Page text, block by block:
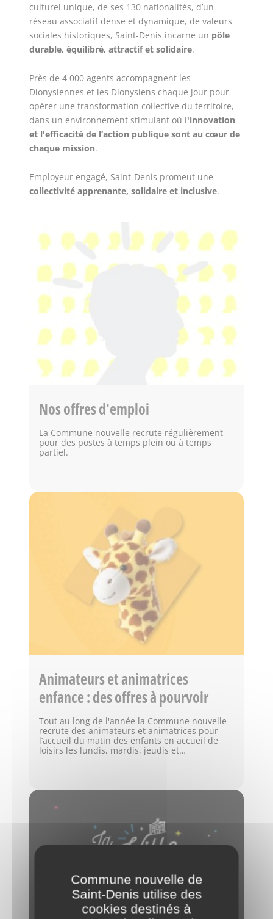
culturel unique, de ses 130 nationalités, d’un
réseau associatif dense et dynamique, de valeurs
sociales historiques, Saint-Denis incarne un pôle
durable, équilibré, attractif et solidaire.
Près de 4 000 agents accompagnent les
Dionysiennes et les Dionysiens chaque jour pour
opérer une transformation collective du territoire,
dans un environnement stimulant où l'innovation
et l'efficacité de l’action publique sont au cœur de
chaque mission.
Employeur engagé, Saint-Denis promeut une
collectivité apprenante, solidaire et inclusive.
Nos offres d'emploi
La Commune nouvelle recrute régulièrement
pour des postes à temps plein ou à temps
partiel.
Animateurs et animatrices
enfance : des offres à pourvoir
Tout au long de l'année la Commune nouvelle
recrute des animateurs et animatrices pour
l’accueil du matin des enfants en accueil de
loisirs les lundis, mardis, jeudis et…
Commune nouvelle de
Saint-Denis utilise des
cookies destinés à